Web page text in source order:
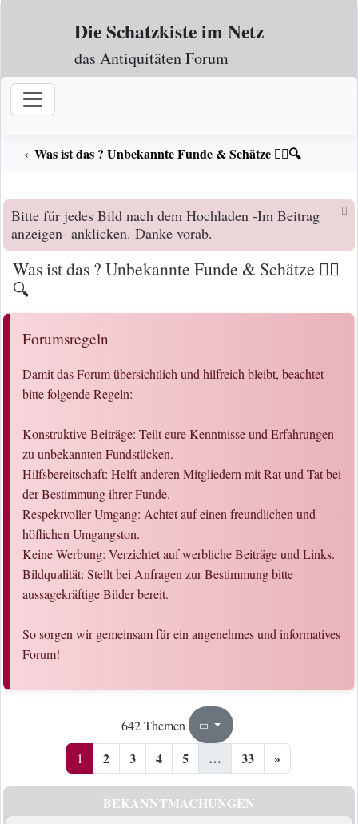
Zum Inhalt
Die Schatzkiste im Netz
das Antiquitäten Forum
Was ist das ? Unbekannte Funde & Schätze 🕵️‍♀️🔍
Bitte für jedes Bild nach dem Hochladen -Im Beitrag
anzeigen- anklicken. Danke vorab.
Was ist das ? Unbekannte Funde & Schätze 🕵️‍♀️
🔍
Forumsregeln
Damit das Forum übersichtlich und hilfreich bleibt, beachtet
bitte folgende Regeln:
Konstruktive Beiträge: Teilt eure Kenntnisse und Erfahrungen
zu unbekannten Fundstücken.
Hilfsbereitschaft: Helft anderen Mitgliedern mit Rat und Tat bei
der Bestimmung ihrer Funde.
Respektvoller Umgang: Achtet auf einen freundlichen und
höflichen Umgangston.
Keine Werbung: Verzichtet auf werbliche Beiträge und Links.
Bildqualität: Stellt bei Anfragen zur Bestimmung bitte
aussagekräftige Bilder bereit.
So sorgen wir gemeinsam für ein angenehmes und informatives
Forum!
642 Themen Seite1
1 2 3 4 5 … 33 »
BEKANNTMACHUNGEN